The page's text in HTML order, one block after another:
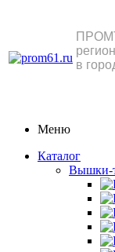
в
Меню
Каталог
Вышки-